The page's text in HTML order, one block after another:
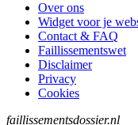
Over ons
Widget voor je
Contact & FAQ
Faillissementswet
Disclaimer
Privacy
Cookies
faillissementsdossier.nl